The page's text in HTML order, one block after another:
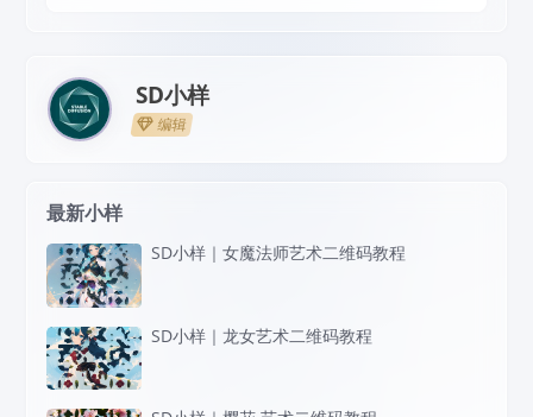
SD小样
编辑
最新小样
SD小样｜女魔法师艺术二维码教程
SD小样｜龙女艺术二维码教程